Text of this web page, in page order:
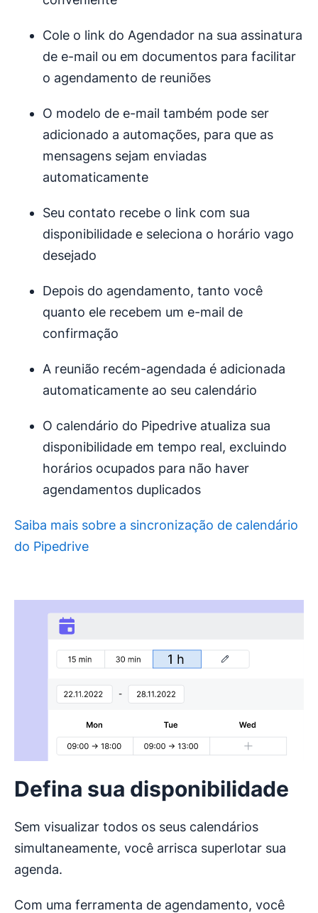
Cole o link do Agendador na sua assinatura
de e-mail ou em documentos para facilitar
o agendamento de reuniões
O modelo de e-mail também pode ser
adicionado a automações, para que as
mensagens sejam enviadas
automaticamente
Seu contato recebe o link com sua
disponibilidade e seleciona o horário vago
desejado
Depois do agendamento, tanto você
quanto ele recebem um e-mail de
confirmação
A reunião recém-agendada é adicionada
automaticamente ao seu calendário
O calendário do Pipedrive atualiza sua
disponibilidade em tempo real, excluindo
horários ocupados para não haver
agendamentos duplicados
Saiba mais sobre a sincronização de calendário
do Pipedrive
Defina sua disponibilidade
Sem visualizar todos os seus calendários
simultaneamente, você arrisca superlotar sua
agenda.
Com uma ferramenta de agendamento, você